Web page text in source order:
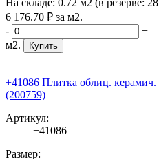
6 176.70 ₽ за м2.
-
+
м2.
Купить
+41086 Плитка облиц.
(200759)
Артикул:
+41086
Размер: